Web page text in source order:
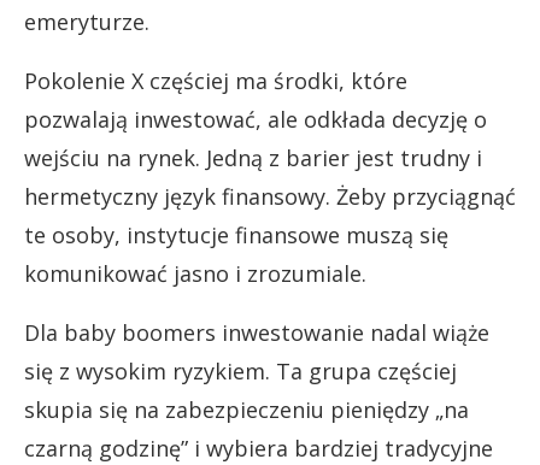
emeryturze.
Pokolenie X częściej ma środki, które
pozwalają inwestować, ale odkłada decyzję o
wejściu na rynek. Jedną z barier jest trudny i
hermetyczny język finansowy. Żeby przyciągnąć
te osoby, instytucje finansowe muszą się
komunikować jasno i zrozumiale.
Dla baby boomers inwestowanie nadal wiąże
się z wysokim ryzykiem. Ta grupa częściej
skupia się na zabezpieczeniu pieniędzy „na
czarną godzinę” i wybiera bardziej tradycyjne